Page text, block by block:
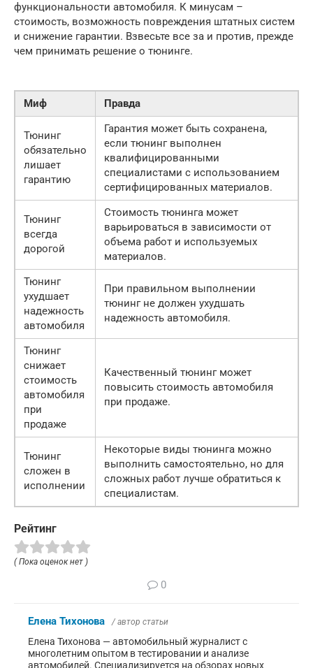
функциональности автомобиля. К минусам –
стоимость, возможность повреждения штатных систем
и снижение гарантии. Взвесьте все за и против, прежде
чем принимать решение о тюнинге.
Миф Правда
Тюнинг
обязательно
лишает
гарантию
Гарантия может быть сохранена,
если тюнинг выполнен
квалифицированными
специалистами с использованием
сертифицированных материалов.
Тюнинг
всегда
дорогой
Стоимость тюнинга может
варьироваться в зависимости от
объема работ и используемых
материалов.
Тюнинг
ухудшает
надежность
автомобиля
При правильном выполнении
тюнинг не должен ухудшать
надежность автомобиля.
Тюнинг
снижает
стоимость
автомобиля
при
продаже
Качественный тюнинг может
повысить стоимость автомобиля
при продаже.
Тюнинг
сложен в
исполнении
Некоторые виды тюнинга можно
выполнить самостоятельно, но для
сложных работ лучше обратиться к
специалистам.
Рейтинг
( Пока оценок нет )
0
Елена Тихонова / автор статьи
Елена Тихонова — автомобильный журналист с
многолетним опытом в тестировании и анализе
автомобилей. Специализируется на обзорах новых